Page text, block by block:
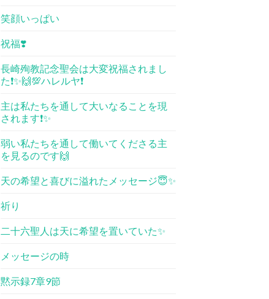
笑顔いっぱい
祝福❣️
長崎殉教記念聖会は大変祝福されまし
た❗️✨🙌💯ハレルヤ❗️
主は私たちを通して大いなることを現
されます❗️✨
弱い私たちを通して働いてくださる主
を見るのです🙌
天の希望と喜びに溢れたメッセージ😇✨
祈り
二十六聖人は天に希望を置いていた✨
メッセージの時
黙示録7章9節